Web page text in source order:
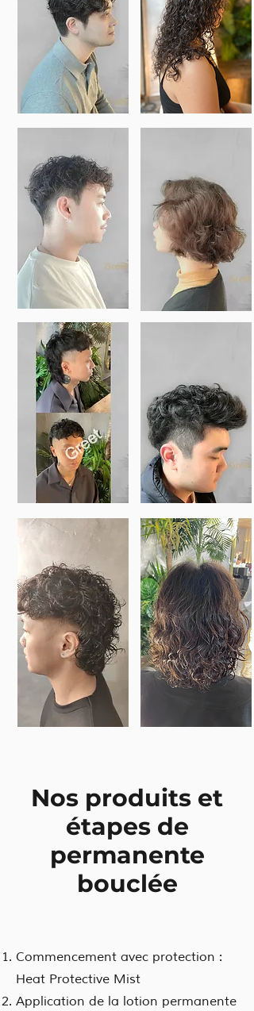
Nos produits et
étapes de
permanente
bouclée
Commencement avec protection :
Heat Protective Mist
Application de la lotion permanente